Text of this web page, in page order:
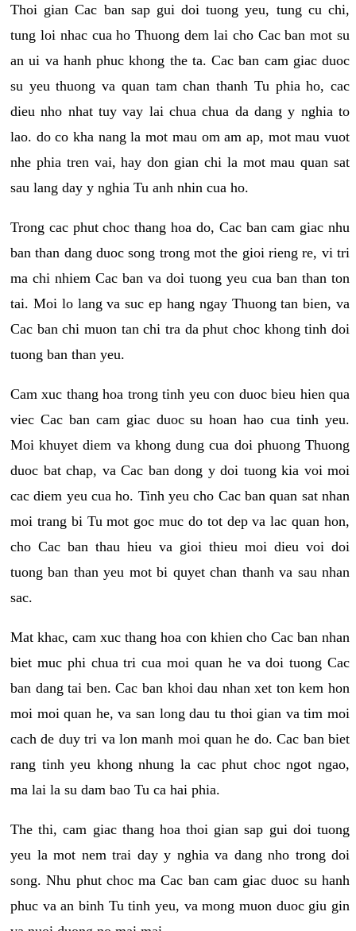
Thoi gian Cac ban sap gui doi tuong yeu, tung cu chi,
tung loi nhac cua ho Thuong dem lai cho Cac ban mot su
an ui va hanh phuc khong the ta. Cac ban cam giac duoc
su yeu thuong va quan tam chan thanh Tu phia ho, cac
dieu nho nhat tuy vay lai chua chua da dang y nghia to
lao. do co kha nang la mot mau om am ap, mot mau vuot
nhe phia tren vai, hay don gian chi la mot mau quan sat
sau lang day y nghia Tu anh nhin cua ho.
Trong cac phut choc thang hoa do, Cac ban cam giac nhu
ban than dang duoc song trong mot the gioi rieng re, vi tri
ma chi nhiem Cac ban va doi tuong yeu cua ban than ton
tai. Moi lo lang va suc ep hang ngay Thuong tan bien, va
Cac ban chi muon tan chi tra da phut choc khong tinh doi
tuong ban than yeu.
Cam xuc thang hoa trong tinh yeu con duoc bieu hien qua
viec Cac ban cam giac duoc su hoan hao cua tinh yeu.
Moi khuyet diem va khong dung cua doi phuong Thuong
duoc bat chap, va Cac ban dong y doi tuong kia voi moi
cac diem yeu cua ho. Tinh yeu cho Cac ban quan sat nhan
moi trang bi Tu mot goc muc do tot dep va lac quan hon,
cho Cac ban thau hieu va gioi thieu moi dieu voi doi
tuong ban than yeu mot bi quyet chan thanh va sau nhan
sac.
Mat khac, cam xuc thang hoa con khien cho Cac ban nhan
biet muc phi chua tri cua moi quan he va doi tuong Cac
ban dang tai ben. Cac ban khoi dau nhan xet ton kem hon
moi moi quan he, va san long dau tu thoi gian va tim moi
cach de duy tri va lon manh moi quan he do. Cac ban biet
rang tinh yeu khong nhung la cac phut choc ngot ngao,
ma lai la su dam bao Tu ca hai phia.
The thi, cam giac thang hoa thoi gian sap gui doi tuong
yeu la mot nem trai day y nghia va dang nho trong doi
song. Nhu phut choc ma Cac ban cam giac duoc su hanh
phuc va an binh Tu tinh yeu, va mong muon duoc giu gin